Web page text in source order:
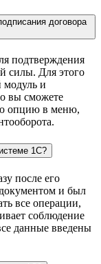
договора
подтверждения
силы. Для этого
модуль и
вы сможете
опцию в меню,
1С?
после его
и был
все операции,
соблюдение
данные введены